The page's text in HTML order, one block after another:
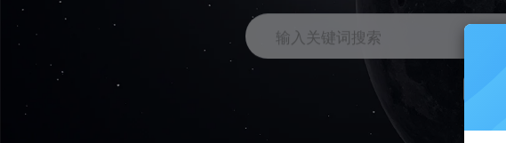
输入关键词搜索